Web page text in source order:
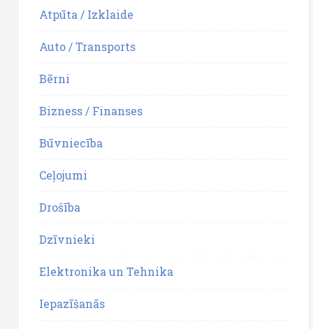
Atpūta / Izklaide
Auto / Transports
Bērni
Bizness / Finanses
Būvniecība
Ceļojumi
Drošība
Dzīvnieki
Elektronika un Tehnika
Iepazīšanās